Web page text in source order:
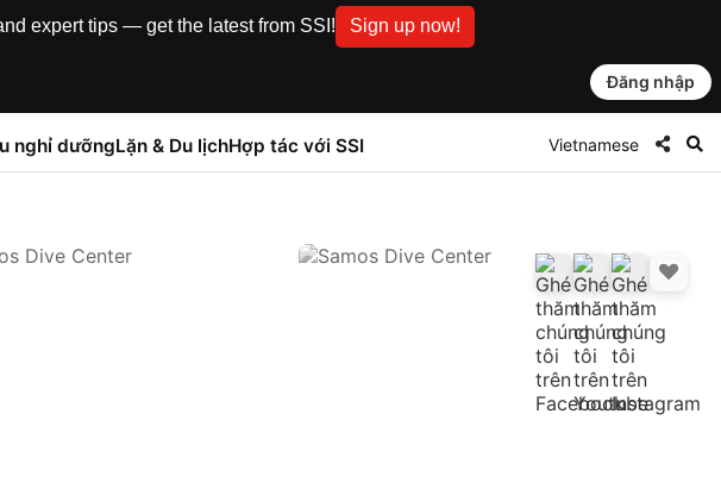
expert tips — get the latest from SSI! Sign up now!
Đăng nhập
nghỉ dưỡngLặn & Du lịchHợp tác với SSI Vietnamese